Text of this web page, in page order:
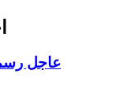
عاجل